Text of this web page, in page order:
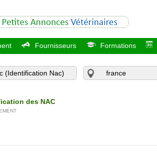
Fournisseurs Formations
des NAC